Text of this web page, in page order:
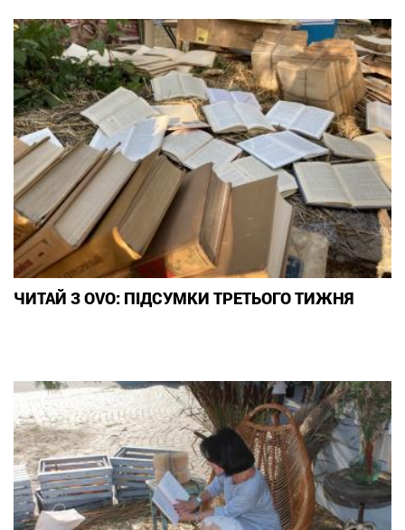
ЧИТАЙ З OVO: ПІДСУМКИ ТРЕТЬОГО ТИЖНЯ